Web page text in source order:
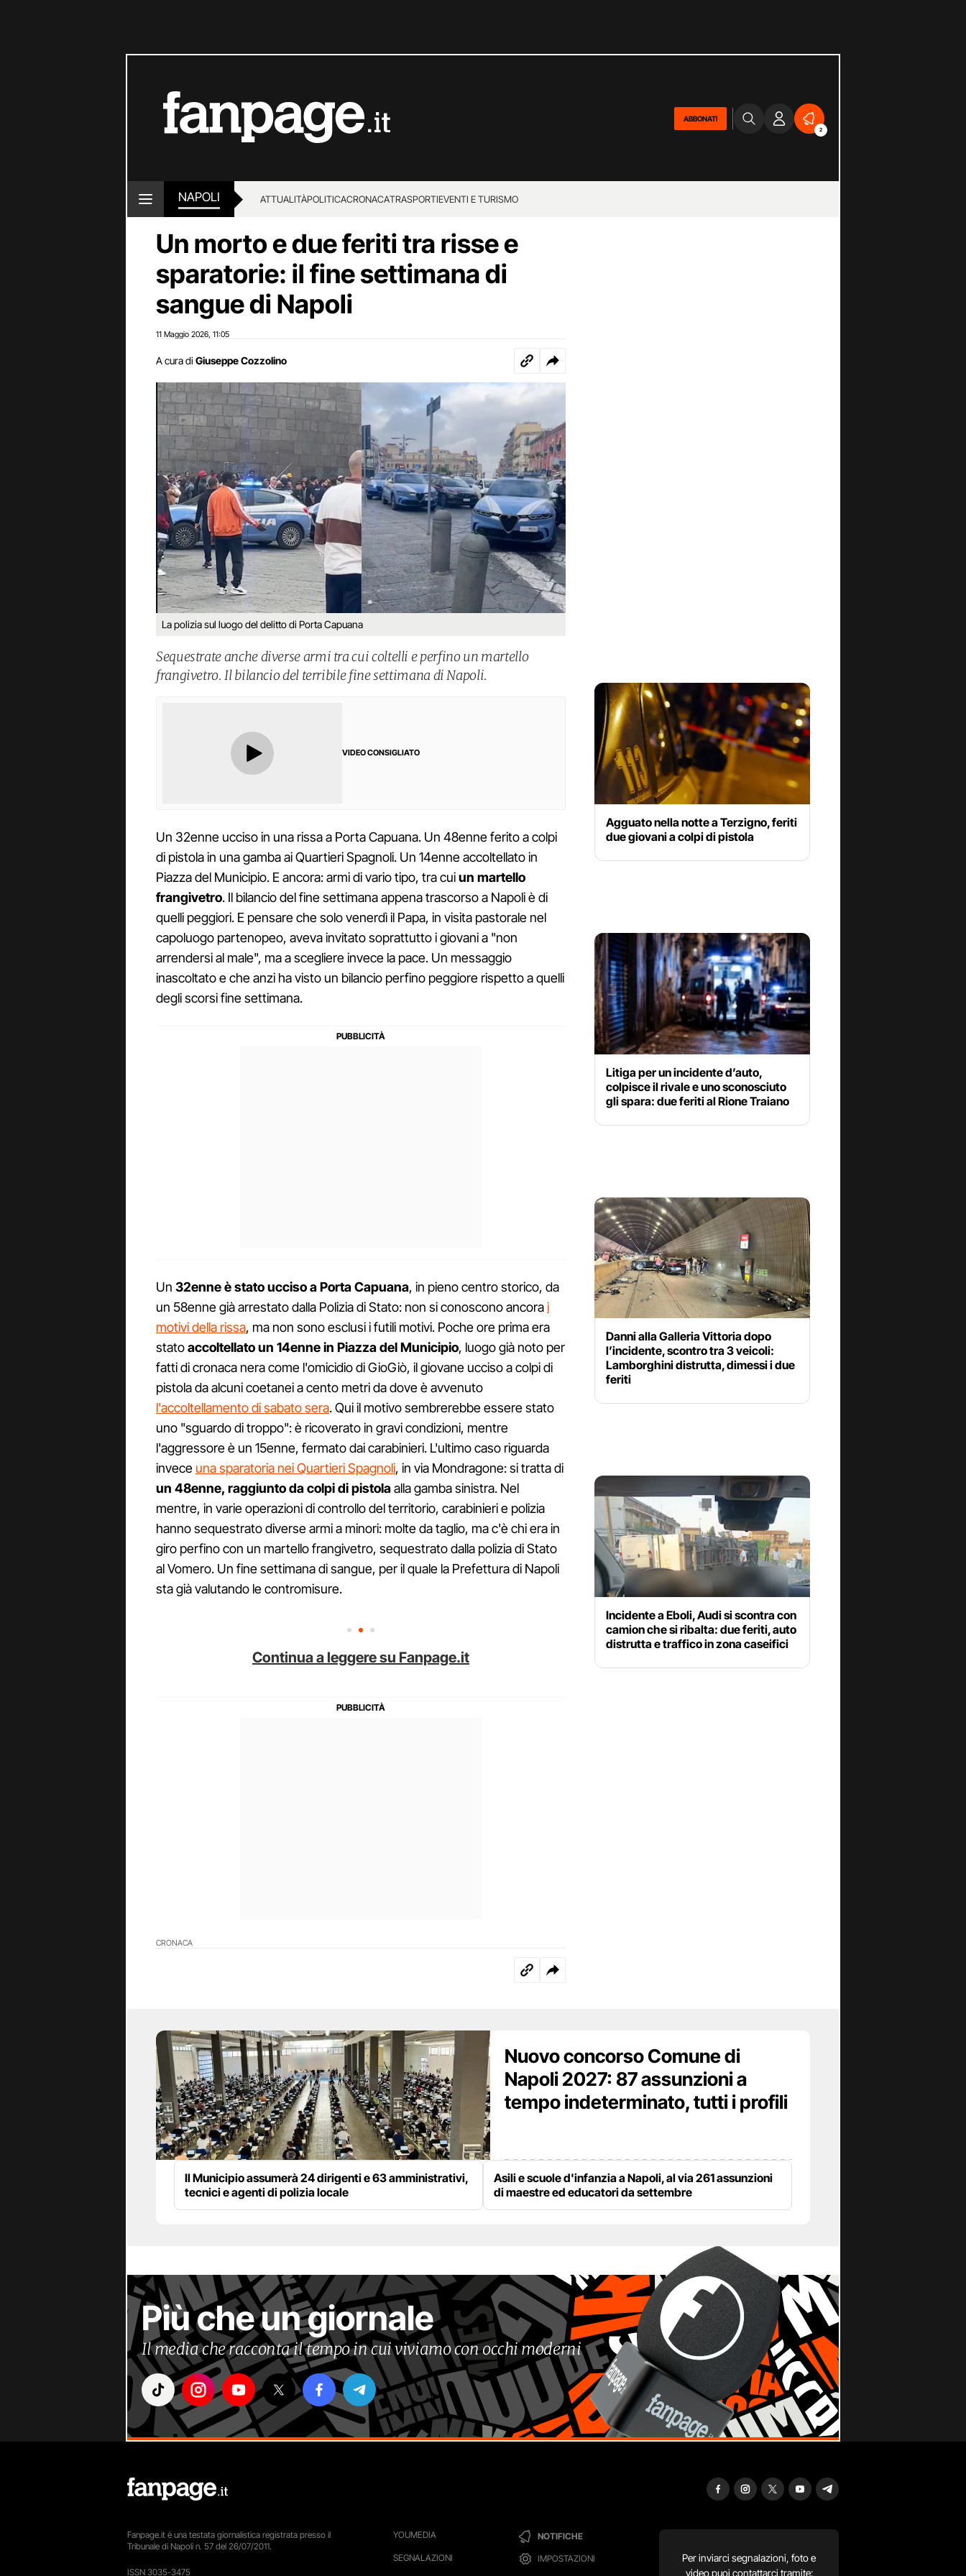
ABBONATI
2
NAPOLI ATTUALITÀPOLITICACRONACATRASPORTIEVENTI E TURISMO
Un morto e due feriti tra risse e
sparatorie: il fine settimana di
sangue di Napoli
11 Maggio 2026 11:05
A cura di Giuseppe Cozzolino
La polizia sul luogo del delitto di Porta Capuana
Sequestrate anche diverse armi tra cui coltelli e perfino un martello
frangivetro. Il bilancio del terribile fine settimana di Napoli.
VIDEO CONSIGLIATO
Un 32enne ucciso in una rissa a Porta Capuana. Un 48enne ferito a colpi
di pistola in una gamba ai Quartieri Spagnoli. Un 14enne accoltellato in
Piazza del Municipio. E ancora: armi di vario tipo, tra cuiun martello
frangivetro. Il bilancio del fine settimana appena trascorso a Napoli è di
quelli peggiori. E pensare che solo venerdì il Papa, in visita pastorale nel
capoluogo partenopeo, aveva invitato soprattutto i giovani a "non
arrendersi al male", ma a scegliere invece la pace. Un messaggio
inascoltato e che anzi ha visto un bilancio perfino peggiore rispetto a quelli
degli scorsi fine settimana.
Un 32enne è stato ucciso a Porta Capuana, in pieno centro storico, da
un 58enne già arrestato dalla Polizia di Stato: non si conoscono ancorai
motivi della rissa, ma non sono esclusi i futili motivi. Poche ore prima era
statoaccoltellato un 14enne in Piazza del Municipio, luogo già noto per
fatti di cronaca nera come l'omicidio di GioGiò, il giovane ucciso a colpi di
pistola da alcuni coetanei a cento metri da dove è avvenuto
l'accoltellamento di sabato sera. Qui il motivo sembrerebbe essere stato
uno "sguardo di troppo": è ricoverato in gravi condizioni, mentre
l'aggressore è un 15enne, fermato dai carabinieri. L'ultimo caso riguarda
invece una sparatoria nei Quartieri Spagnoli, in via Mondragone: si tratta di
un 48enne, raggiunto da colpi di pistolaalla gamba sinistra. Nel
mentre, in varie operazioni di controllo del territorio, carabinieri e polizia
hanno sequestrato diverse armi a minori: molte da taglio, ma c'è chi era in
giro perfino con un martello frangivetro, sequestrato dalla polizia di Stato
al Vomero. Un fine settimana di sangue, per il quale la Prefettura di Napoli
sta già valutando le contromisure.
Continua a leggere su Fanpage.it
CRONACA
Agguato nella notte a Terzigno, feriti
due giovani a colpi di pistola
Litiga per un incidente d’auto,
colpisce il rivale e uno sconosciuto
gli spara: due feriti al Rione Traiano
Danni alla Galleria Vittoria dopo
l’incidente, scontro tra 3 veicoli:
Lamborghini distrutta, dimessi i due
feriti
Incidente a Eboli, Audi si scontra con
camion che si ribalta: due feriti, auto
distrutta e traffico in zona caseifici
Nuovo concorso Comune di
Napoli 2027: 87 assunzioni a
tempo indeterminato, tutti i profili
Il Municipio assumerà 24 dirigenti e 63 amministrativi,
tecnici e agenti di polizia locale
Asili e scuole d'infanzia a Napoli, al via 261 assunzioni
di maestre ed educatori da settembre
Più che un giornale
Il media che racconta il tempo in cui viviamo con occhi moderni
YOUMEDIA
SEGNALAZIONI
NOTIFICHE
IMPOSTAZIONI
Per inviarci segnalazioni, foto e
video puoi contattarci tramite:
Fanpage.it è una testata giornalistica registrata presso il
Tribunale di Napoli n. 57 del 26/07/2011.
ISSN 3035-3475